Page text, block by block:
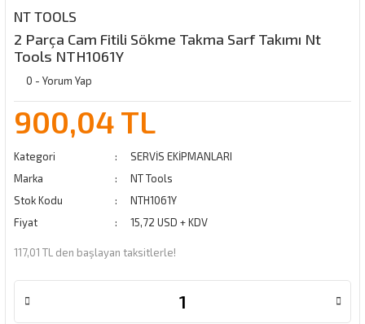
NT TOOLS
2 Parça Cam Fitili Sökme Takma Sarf Takımı Nt
Tools NTH1061Y
0 - Yorum Yap
900,04 TL
Kategori
SERVİS EKİPMANLARI
Marka
NT Tools
Stok Kodu
NTH1061Y
Fiyat
15,72 USD + KDV
117,01 TL den başlayan taksitlerle!